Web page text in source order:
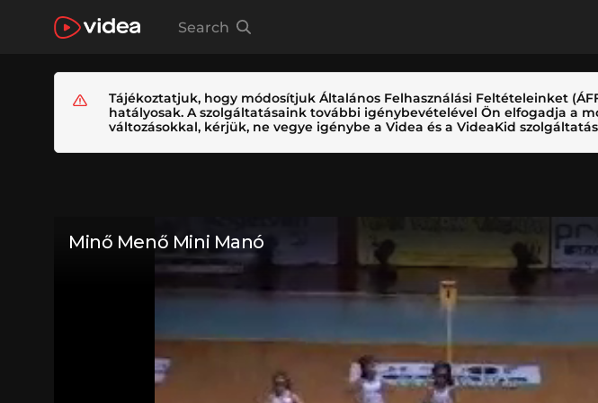
Search
Tájékoztatjuk, hogy módosítjuk Általános Felhasználási Feltételeinket
hatályosak. A szolgáltatásaink további igénybevételével Ön elfogadja a
változásokkal, kérjük, ne vegye igénybe a Videa és a VideaKid